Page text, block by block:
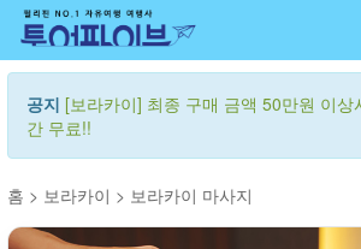
공지 [보라카이] 최종 구매 금액 50만원 이상
간 무료!!
홈 > 보라카이 > 보라카이 마사지